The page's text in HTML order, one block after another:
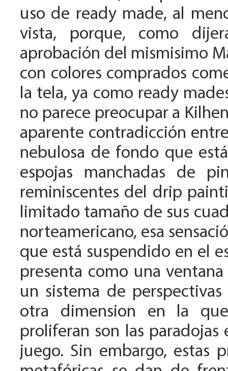
uso de ready made, al
vista, porque, como
aprobación del mismisimo
con colores comprados
la tela, ya como ready
no parece preocupar a
aparente contradicción
nebulosa de fondo que
espojas manchadas de
reminiscentes del drip
limitado tamaño de sus
norteamericano, esa
que está suspendido en el
presenta como una
un sistema de
otra dimension en la
proliferan son las
juego. Sin embargo, estas